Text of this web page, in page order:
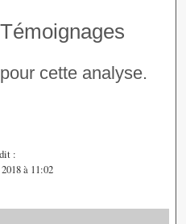
cette analyse.
dit :
à 11:02